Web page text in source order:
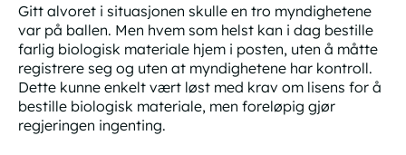
Gitt alvoret i situasjonen skulle en tro myndighetene
var på ballen. Men hvem som helst kan i dag bestille
farlig biologisk materiale hjem i posten, uten å måtte
registrere seg og uten at myndighetene har kontroll.
Dette kunne enkelt vært løst med krav om lisens for å
bestille biologisk materiale, men foreløpig gjør
regjeringen ingenting.